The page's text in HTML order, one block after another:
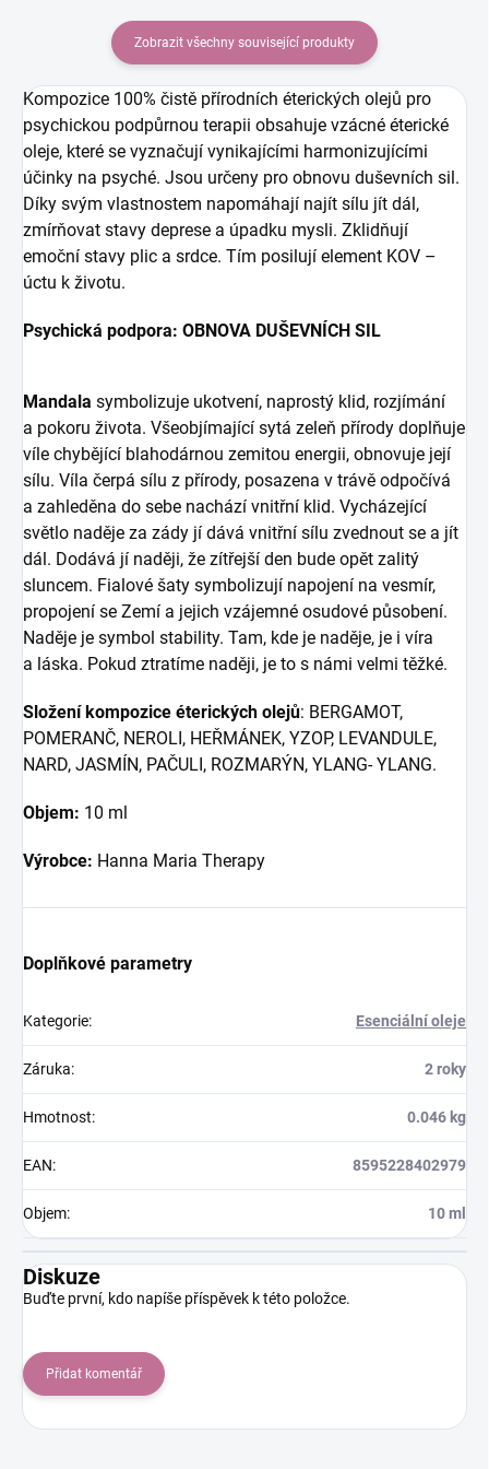
Zobrazit všechny související produkty
Kompozice 100% čistě přírodních éterických olejů pro
psychickou podpůrnou terapii obsahuje vzácné éterické
oleje, které se vyznačují vynikajícími harmonizujícími
účinky na psyché. Jsou určeny pro obnovu duševních sil.
Díky svým vlastnostem napomáhají najít sílu jít dál,
zmírňovat stavy deprese a úpadku mysli. Zklidňují
emoční stavy plic a srdce. Tím posilují element KOV –
úctu k životu.
Psychická podpora: OBNOVA DUŠEVNÍCH SIL
Mandala symbolizuje ukotvení, naprostý klid, rozjímání
a pokoru života. Všeobjímající sytá zeleň přírody doplňuje
víle chybějící blahodárnou zemitou energii, obnovuje její
sílu. Víla čerpá sílu z přírody, posazena v trávě odpočívá
a zahleděna do sebe nachází vnitřní klid. Vycházející
světlo naděje za zády jí dává vnitřní sílu zvednout se a jít
dál. Dodává jí naději, že zítřejší den bude opět zalitý
sluncem. Fialové šaty symbolizují napojení na vesmír,
propojení se Zemí a jejich vzájemné osudové působení.
Naděje je symbol stability. Tam, kde je naděje, je i víra
a láska. Pokud ztratíme naději, je to s námi velmi těžké.
Složení kompozice éterických olejů: BERGAMOT,
POMERANČ, NEROLI, HEŘMÁNEK, YZOP, LEVANDULE,
NARD, JASMÍN, PAČULI, ROZMARÝN, YLANG- YLANG.
Objem: 10 ml
Výrobce: Hanna Maria Therapy
Doplňkové parametry
Kategorie: Esenciální oleje
Záruka: 2 roky
Hmotnost: 0.046 kg
EAN: 8595228402979
Objem: 10 ml
Diskuze
Buďte první, kdo napíše příspěvek k této položce.
Přidat komentář